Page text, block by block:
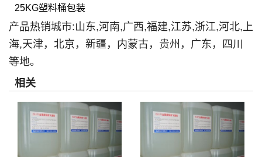
25KG塑料桶包装
产品热销城市:山东,河南,广西,福建,江苏,浙江,河北,上
海,天津，北京，新疆，内蒙古，贵州，广东，四川
等地。
相关